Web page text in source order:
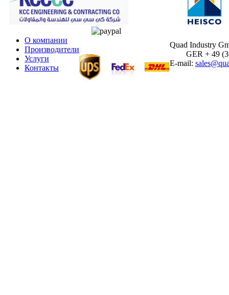
О компании
Производители
Услуги
Контакты
Quad Industry
GER + 49
E-mail: